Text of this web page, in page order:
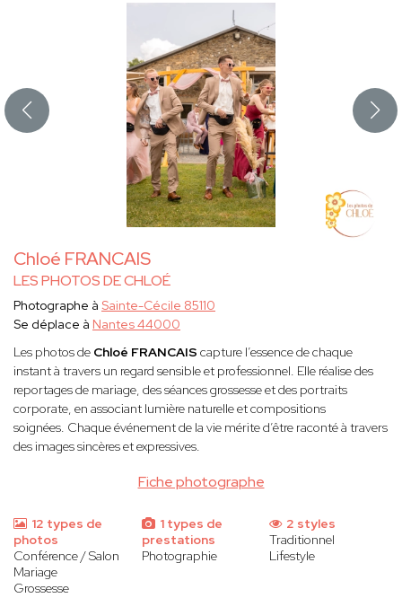
Chloé FRANCAIS
LES PHOTOS DE CHLOÉ
Fiche photographe
Photographe à Sainte-Cécile 85110
Se déplace à Nantes 44000
Les photos de Chloé FRANCAIS capture l’essence de chaque
instant à travers un regard sensible et professionnel. Elle réalise des
reportages de mariage, des séances grossesse et des portraits
corporate, en associant lumière naturelle et compositions
soignées. Chaque événement de la vie mérite d’être raconté à travers
des images sincères et expressives.
12 types de
photos
Conférence / Salon
Mariage
Grossesse
1 types de
prestations
Photographie
2 styles
Traditionnel
Lifestyle